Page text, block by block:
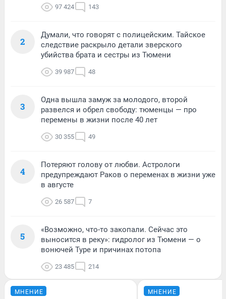
97 424 143
2
Думали, что говорят с полицейским. Тайское
следствие раскрыло детали зверского
убийства брата и сестры из Тюмени
39 987 48
3
Одна вышла замуж за молодого, второй
развелся и обрел свободу: тюменцы — про
перемены в жизни после 40 лет
30 355 49
4
Потеряют голову от любви. Астрологи
предупреждают Раков о переменах в жизни уже
в августе
26 587 7
5
«Возможно, что-то закопали. Сейчас это
выносится в реку»: гидролог из Тюмени — о
вонючей Туре и причинах потопа
23 485 214
МНЕНИЕ МНЕНИЕ